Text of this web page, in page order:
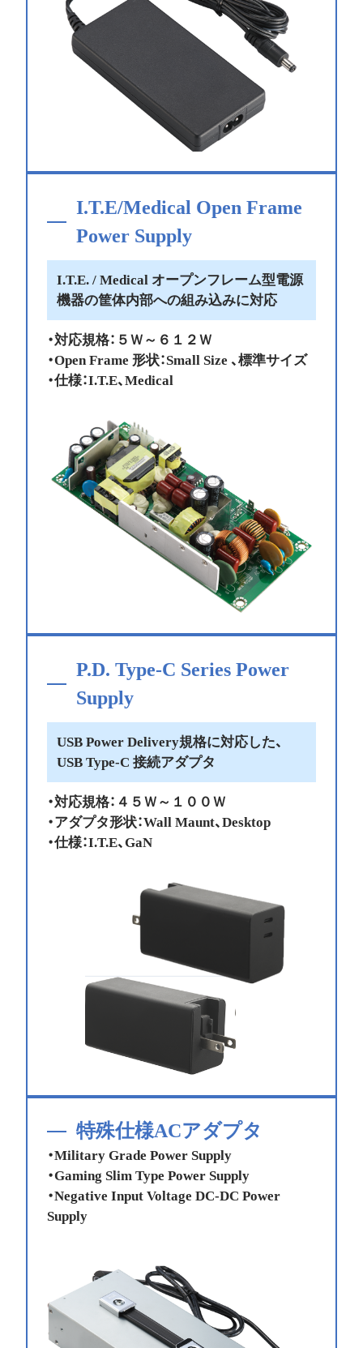
I.T.E/Medical Open Frame
Power Supply
I.T.E. / Medical オープンフレーム型電源
機器の筐体内部への組み込みに対応
・対応規格：５Ｗ～６１２Ｗ
・Open Frame 形状：Small Size 、標準サイズ
・仕様：I.T.E、Medical
P.D. Type-C Series Power
Supply
USB Power Delivery規格に対応した、
USB Type-C 接続アダプタ
・対応規格：４５Ｗ～１００Ｗ
・アダプタ形状：Wall Maunt、Desktop
・仕様：I.T.E、GaN
特殊仕様ACアダプタ
・Military Grade Power Supply
・Gaming Slim Type Power Supply
・Negative Input Voltage DC-DC Power
Supply